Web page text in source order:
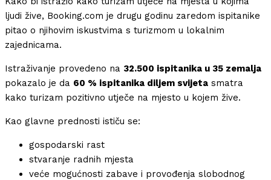
ljudi žive, Booking.com je drugu godinu zaredom ispitanike
pitao o njihovim iskustvima s turizmom u lokalnim
zajednicama.
Istraživanje provedeno na 32.500 ispitanika u 35 zemalja
pokazalo je da 60 % ispitanika diljem svijeta smatra
kako turizam pozitivno utječe na mjesto u kojem žive.
Kao glavne prednosti ističu se:
gospodarski rast
stvaranje radnih mjesta
veće mogućnosti zabave i provođenja slobodnog